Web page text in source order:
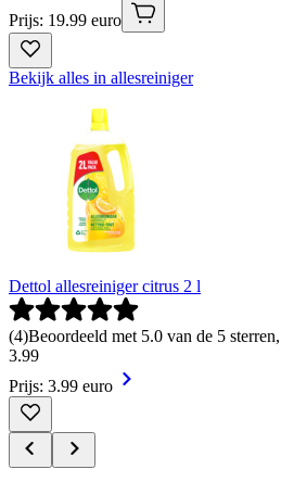
Prijs: 19.99 euro
Bekijk alles in allesreiniger
Dettol allesreiniger citrus 2 l
(4)Beoordeeld met 5.0 van de 5
3.99
Prijs: 3.99 euro